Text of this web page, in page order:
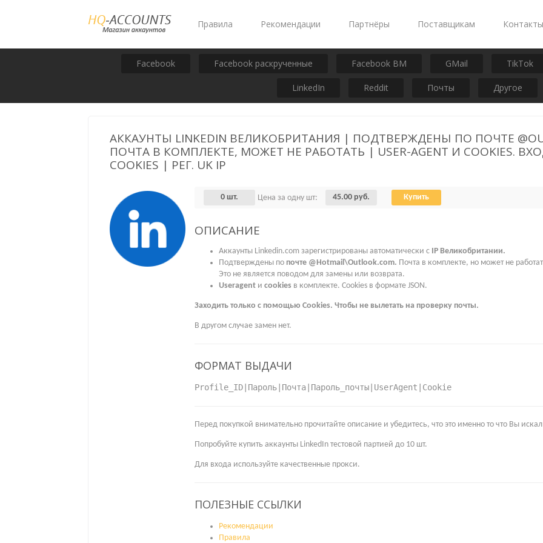
Правила Рекомендации Партнёры Поставщикам Контакты
Facebook Facebook раскрученные Facebook BM GMail TikTok
LinkedIn Reddit Почты Другое
АККАУНТЫ LINKEDIN ВЕЛИКОБРИТАНИЯ | ПОДТВЕРЖДЕНЫ ПО ПОЧТЕ
ПОЧТА В КОМПЛЕКТЕ, МОЖЕТ НЕ РАБОТАТЬ | USER-AGENT И COOKIES.
COOKIES | РЕГ. UK IP
0 шт. Цена за одну шт: 45.00 руб. Купить
ОПИСАНИЕ
Аккаунты Linkedin.com зарегистрированы автоматически с IP Великобритании.
Подтверждены по почте @Hotmail\Outlook.com. Почта в комплекте, но может не
Это не является поводом для замены или возврата.
Useragent и cookies в комплекте. Cookies в формате JSON.
Заходить только с помощью Cookies. Чтобы не вылетать на проверку почты.
В другом случае замен нет.
ФОРМАТ ВЫДАЧИ
Profile_ID|Пароль|Почта|Пароль_почты|UserAgent|Cookie
Перед покупкой внимательно прочитайте описание и убедитесь, что это именно то что Вы
Попробуйте купить аккаунты LinkedIn тестовой партией до 10 шт.
Для входа используйте качественные прокси.
ПОЛЕЗНЫЕ ССЫЛКИ
Рекомендации
Правила